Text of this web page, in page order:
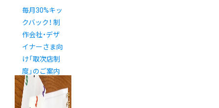
毎月30%キッ
クバック！ 制
作会社・デザ
イナーさま向
け「取次店制
度」のご案内